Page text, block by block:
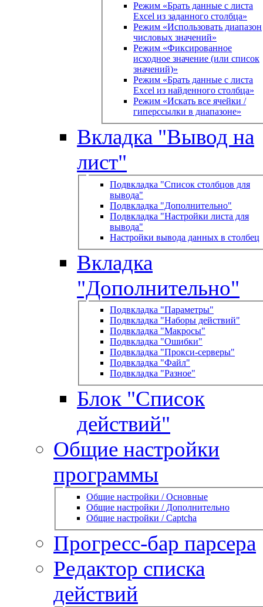
Режим «Брать данные с листа
Excel из заданного столбца»
Режим «Использовать диапазон
числовых значений»
Режим «Фиксированное
исходное значение (или список
значений)»
Режим «Брать данные с листа
Excel из найденного столбца»
Режим «Искать все ячейки /
гиперссылки в диапазоне»
Вкладка "Вывод на
лист"
Подвкладка "Список столбцов для
вывода"
Подвкладка "Дополнительно"
Подвкладка "Настройки листа для
вывода"
Настройки вывода данных в столбец
Вкладка
"Дополнительно"
Подвкладка "Параметры"
Подвкладка "Наборы действий"
Подвкладка "Макросы"
Подвкладка "Ошибки"
Подвкладка "Прокси-серверы"
Подвкладка "Файл"
Подвкладка "Разное"
Блок "Список
действий"
Общие настройки
программы
Общие настройки / Основные
Общие настройки / Дополнительно
Общие настройки / Captcha
Прогресс-бар парсера
Редактор списка
действий